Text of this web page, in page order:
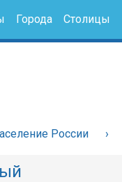
Города Столицы
России